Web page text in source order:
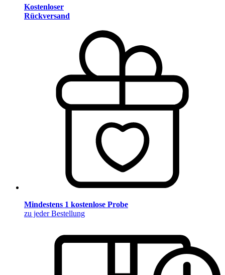
Kostenloser
Rückversand
Mindestens 1 kostenlose Probe
zu jeder Bestellung